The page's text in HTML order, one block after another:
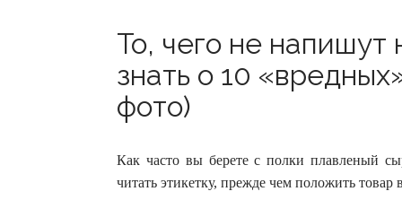
То, чего не напишут
знать о 10
фото)
Как часто вы берете с полки плавленый
читать этикетку, прежде чем положить